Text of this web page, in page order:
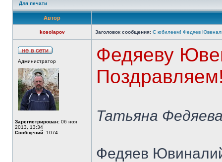
Для печати
Автор
kosolapov Заголовок сообщения: С юбилеем! Федяев
Администратор
Зарегистрирован: 06 ноя
2013, 13:34
Сообщений: 1074
Федяеву
Татьяна
Федяев